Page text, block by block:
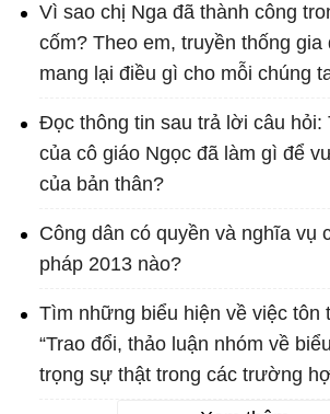
Vì sao chị Nga đã thành công
cốm? Theo em, truyền thống gia
mang lại điều gì cho mỗi chúng
Đọc thông tin sau trả lời câu hỏi:
của cô giáo Ngọc đã làm gì để
của bản thân?
Công dân có quyền và nghĩa vụ
pháp 2013 nào?
Tìm những biểu hiện về việc tôn
“Trao đổi, thảo luận nhóm về
trọng sự thật trong các trường